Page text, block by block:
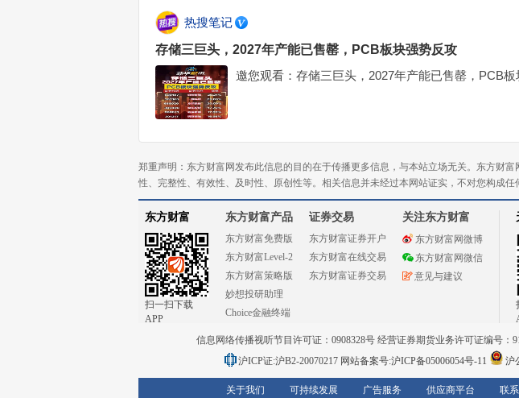
热搜笔记
存储三巨头，2027年产能已售罄，PCB板块强势反攻
邀您观看：存储三巨头，2027年产能已售罄，PCB
郑重声明：东方财富网发布此信息的目的在于传播更多信息，与本站立场无关。东方财
性、完整性、有效性、及时性、原创性等。相关信息并未经过本网站证实，不对您构成任
东方财富
扫一扫下载
APP
东方财富产品
东方财富免费版
东方财富Level-2
东方财富策略版
妙想投研助理
Choice金融终端
证券交易
东方财富证券开户
东方财富在线交易
东方财富证券交易
关注东方财富
东方财富网微博
东方财富网微信
意见与建议
信息网络传播视听节目许可证：0908328号 经营证券期货业务许可证编号：
沪ICP证:沪B2-20070217 网站备案号:沪ICP备05006054号-11 沪
关于我们 可持续发展 广告服务 供应商平台 联